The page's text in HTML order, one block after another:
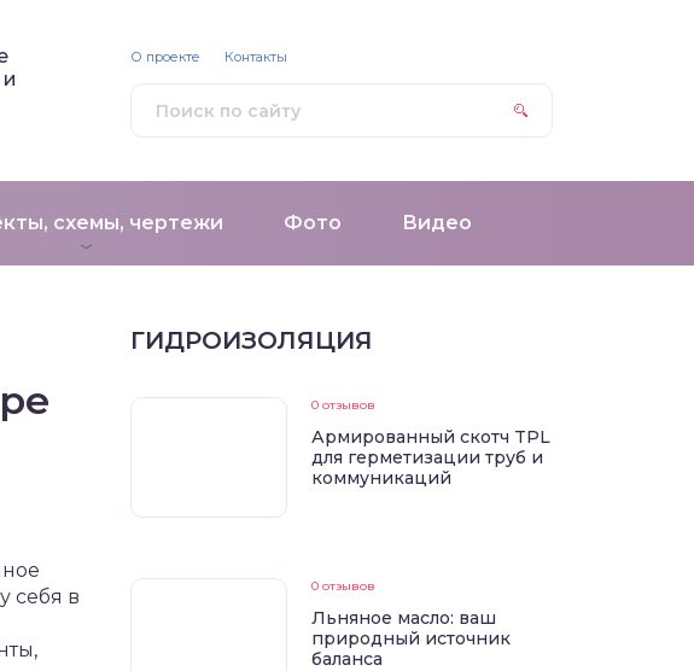
схемы, чертежи Фото Видео
О проекте Контакты
себя в
ГИДРОИЗОЛЯЦИЯ
0 отзывов
Армированный скотч TPL
для герметизации труб и
коммуникаций
0 отзывов
Льняное масло: ваш
природный источник
баланса